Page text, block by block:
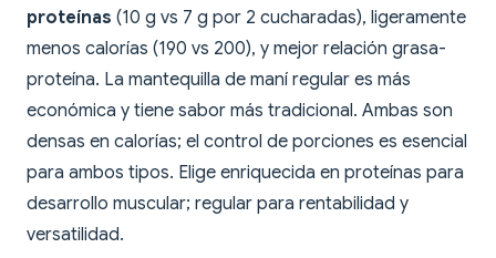
proteínas (10 g vs 7 g por 2 cucharadas), ligeramente
menos calorías (190 vs 200), y mejor relación grasa-
proteína. La mantequilla de maní regular es más
económica y tiene sabor más tradicional. Ambas son
densas en calorías; el control de porciones es esencial
para ambos tipos. Elige enriquecida en proteínas para
desarrollo muscular; regular para rentabilidad y
versatilidad.